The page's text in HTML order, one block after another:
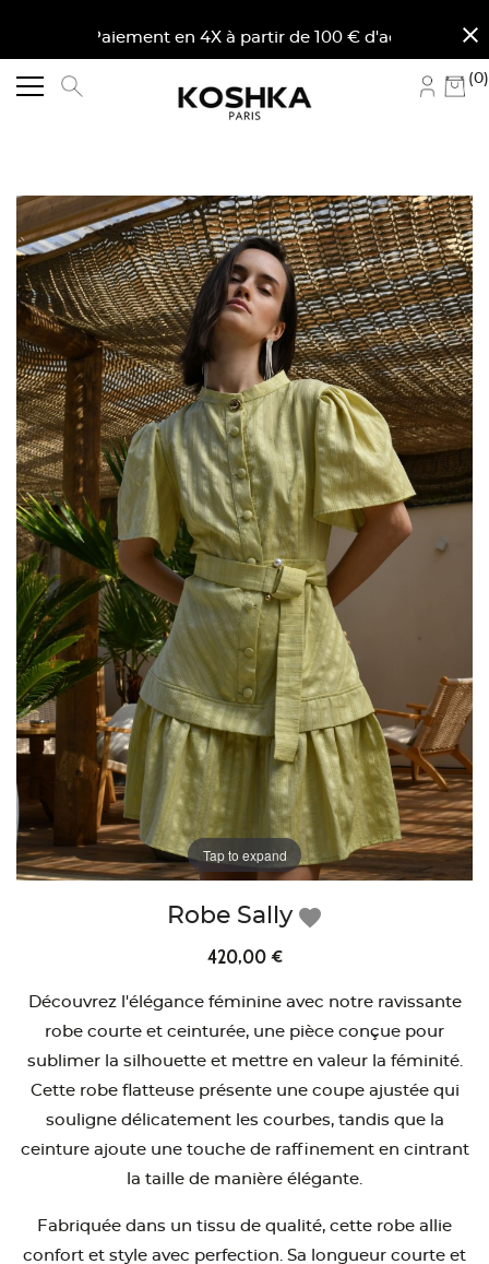
Paiement en 4X à partir de 100 € d'achat en France
close
(0)
Tap to expand
Robe Sally favorite
420,00 €
Découvrez l'élégance féminine avec notre ravissante
robe courte et ceinturée, une pièce conçue pour
sublimer la silhouette et mettre en valeur la féminité.
Cette robe flatteuse présente une coupe ajustée qui
souligne délicatement les courbes, tandis que la
ceinture ajoute une touche de raffinement en cintrant
la taille de manière élégante.
Fabriquée dans un tissu de qualité, cette robe allie
confort et style avec perfection. Sa longueur courte et